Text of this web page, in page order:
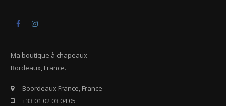
Facebook
Ma boutique à chapeaux
Bordeaux, France.
Boordeaux France, France
+33 01 02 03 04 05